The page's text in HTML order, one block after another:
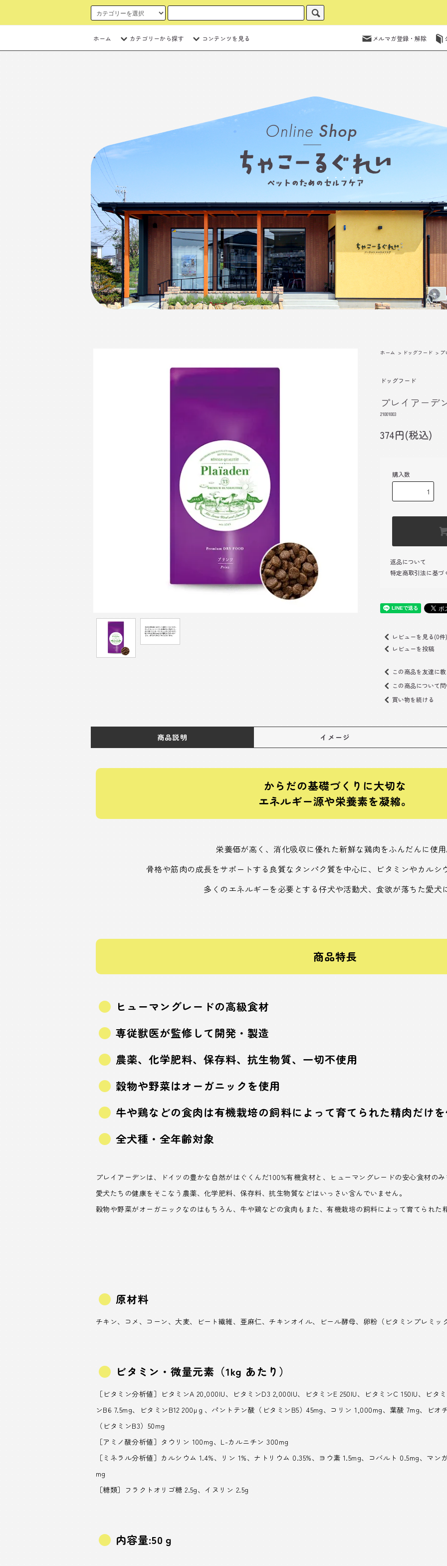
ホーム カテゴリーから探す コンテンツを見る メルマガ登録・解除
ホーム > ドッグフード > プ
ドッグフード
プレイアーデ
21001003
374円(税込)
購入数
返品について
特定商取引法に基づ
レビューを見る(0件)
レビューを投稿
この商品を友達に
この商品について
買い物を続ける
商品説明 イメージ
からだの基礎づくりに大切な
エネルギー源や栄養素を凝縮。
栄養価が高く、消化吸収に優れた新鮮な鶏肉をふんだんに使
骨格や筋肉の成長をサポートする良質なタンパク質を中心に、ビタミンやカルシ
多くのエネルギーを必要とする仔犬や活動犬、食欲が落ちた愛犬
商品特長
ヒューマングレードの高級食材
専従獣医が監修して開発・製造
農薬、化学肥料、保存料、抗生物質、一切不使用
穀物や野菜はオーガニックを使用
牛や鶏などの食肉は有機栽培の飼料によって育てられた精肉だけ
全犬種・全年齢対象
プレイアーデンは、ドイツの豊かな自然がはぐくんだ100%有機食材と、ヒューマングレードの安心食材の
愛犬たちの健康をそこなう農薬、化学肥料、保存料、抗生物質などはいっさい含んでいません。
穀物や野菜がオーガニックなのはもちろん、牛や鶏などの食肉もまた、有機栽培の飼料によって育てられ
原材料
チキン、コメ、コーン、大麦、ビート繊維、亜麻仁、チキンオイル、ビール酵母、卵粉（ビタミンプレミッ
ビタミン・微量元素（1kg あたり）
［ビタミン分析値］ビタミンA 20,000IU、ビタミンD3 2,000IU、ビタミンE 250IU、ビタミンC 150IU、ビタ
ンB6 7.5mg、ビタミンB12 200μｇ、パントテン酸（ビタミンB5）45mg、コリン 1,000mg、葉酸 7mg、ビ
（ビタミンB3）50mg
［アミノ酸分析値］タウリン 100mg、L-カルニチン 300mg
［ミネラル分析値］カルシウム 1.4%、リン 1%、ナトリウム 0.35%、ヨウ素 1.5mg、コバルト 0.5mg、マン
mg
［糖類］フラクトオリゴ糖 2.5g、イヌリン 2.5g
内容量:50ｇ